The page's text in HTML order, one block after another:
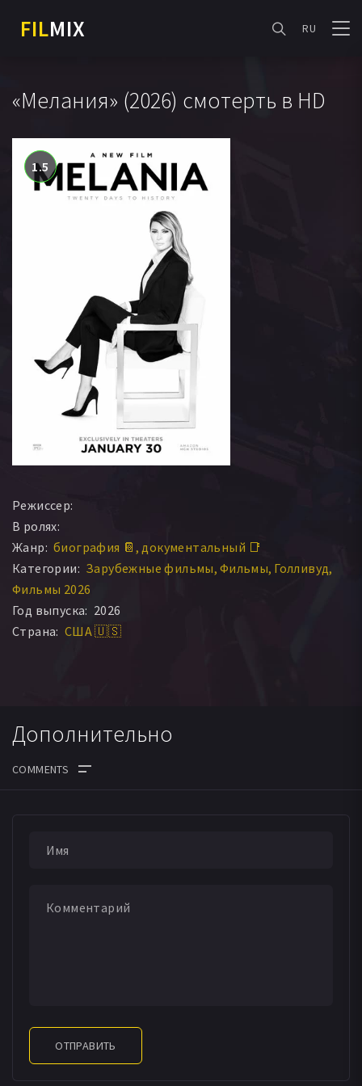
FILMIX RU
«Мелания» (2026) смотерть в HD
1.5
Режиссер:
В ролях:
Жанр: биография 📔 документальный 📑
Категории: Зарубежные фильмы Фильмы Голливуд
Фильмы 2026
Год выпуска: 2026
Страна: США 🇺🇸
Дополнительно
ОТПРАВИТЬ